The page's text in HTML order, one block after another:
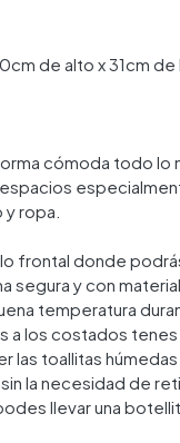
de alto x 31cm de
cómoda todo lo
ropa.
frontal donde
segura y con
temperatura
a los costados
las toallitas
la necesidad de
llevar una